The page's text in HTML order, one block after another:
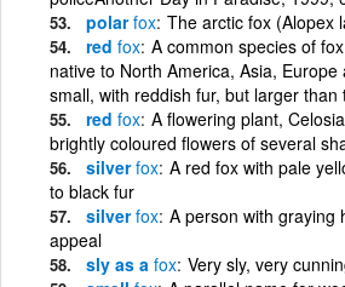
polarfox The arctic fox (Alopex
red fox A common species of
native to North America, Asia, Europe
small, with reddish fur, but larger than
red fox A flowering plant,
brightly coloured flowers of several
silverfox A red fox with pale
to black fur
silverfox A person with graying
appeal
sly as a fox Very sly, very